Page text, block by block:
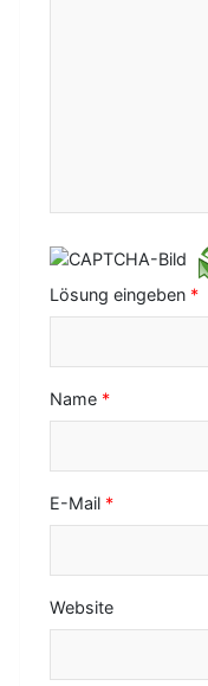
Lösung eingeben *
Name *
E-Mail *
Website